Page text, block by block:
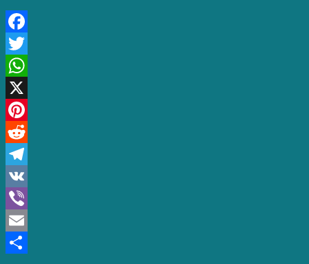
Facebook
Twitter
WhatsApp
X
Pinterest
Reddit
Telegram
VK
Viber
Email